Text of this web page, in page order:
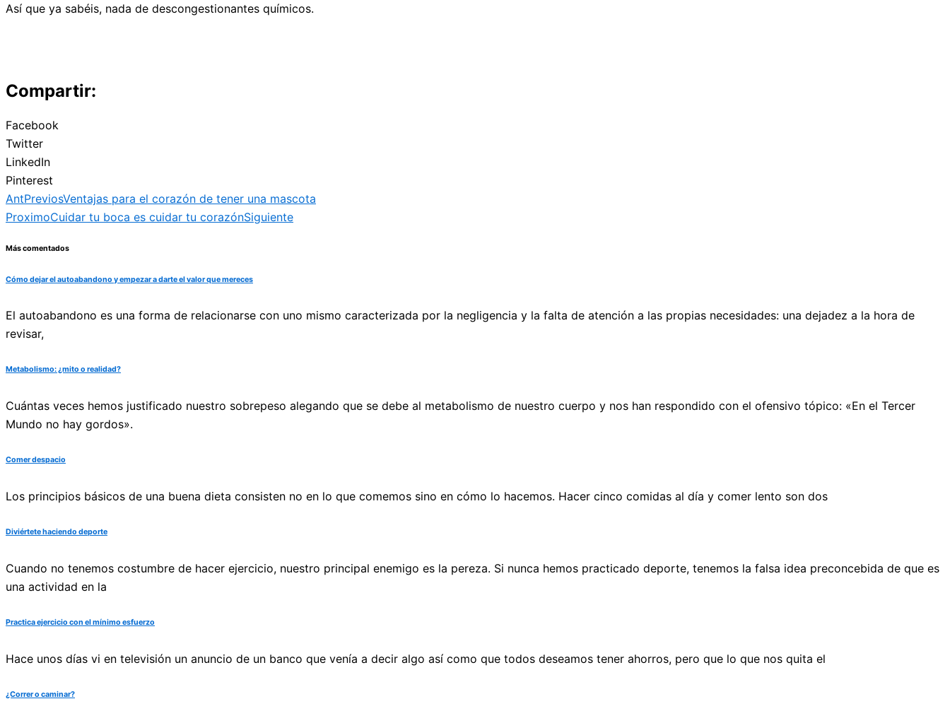
Así que ya sabéis, nada de descongestionantes químicos.
Compartir:
Facebook
Twitter
LinkedIn
Pinterest
AntPreviosVentajas para el corazón de tener una mascota
ProximoCuidar tu boca es cuidar tu corazónSiguiente
Más comentados
Cómo dejar el autoabandono y empezar a darte el valor que mereces
El autoabandono es una forma de relacionarse con uno mismo caracterizada por la negligencia y la falta de atención a las propias necesidades: una dejadez a la hora de
revisar,
Metabolismo: ¿mito o realidad?
Cuántas veces hemos justificado nuestro sobrepeso alegando que se debe al metabolismo de nuestro cuerpo y nos han respondido con el ofensivo tópico: «En el Tercer
Mundo no hay gordos».
Comer despacio
Los principios básicos de una buena dieta consisten no en lo que comemos sino en cómo lo hacemos. Hacer cinco comidas al día y comer lento son dos
Diviértete haciendo deporte
Cuando no tenemos costumbre de hacer ejercicio, nuestro principal enemigo es la pereza. Si nunca hemos practicado deporte, tenemos la falsa idea preconcebida de que es
una actividad en la
Practica ejercicio con el mínimo esfuerzo
Hace unos días vi en televisión un anuncio de un banco que venía a decir algo así como que todos deseamos tener ahorros, pero que lo que nos quita el
¿Correr o caminar?